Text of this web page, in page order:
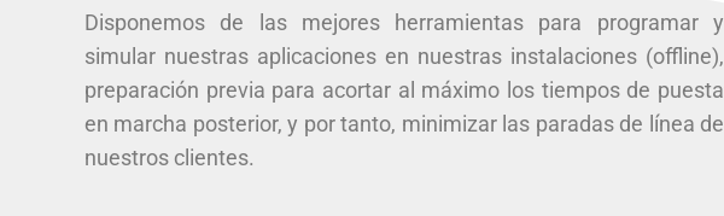
Disponemos de las mejores herramientas para programar y
simular nuestras aplicaciones en nuestras instalaciones (offline),
preparación previa para acortar al máximo los tiempos de puesta
en marcha posterior, y por tanto, minimizar las paradas de línea de
nuestros clientes.